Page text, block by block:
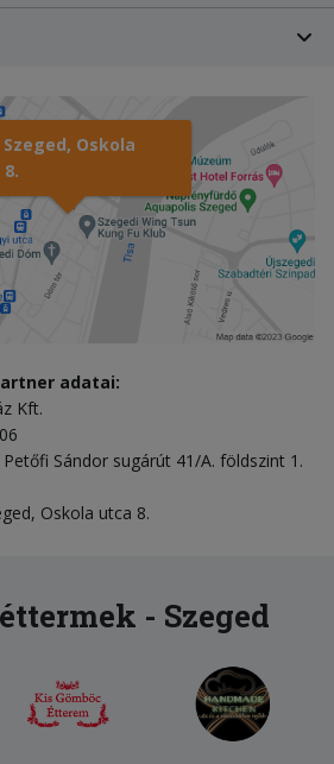
Szeged, Oskola
adatai:
Kft.
Petőfi Sándor sugárút 41/A. földszint 1.
Oskola utca 8.
- Szeged